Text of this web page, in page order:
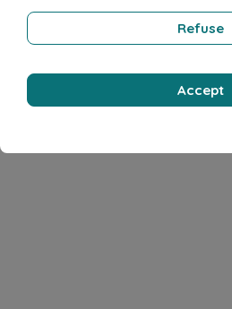
Refuse
Accept